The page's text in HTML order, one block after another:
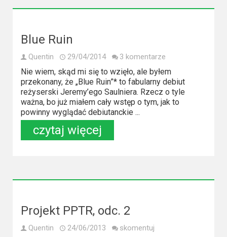
Blue Ruin
Quentin 29/04/2014 3 komentarze
Nie wiem, skąd mi się to wzięło, ale byłem
przekonany, że „Blue Ruin”* to fabularny debiut
reżyserski Jeremy’ego Saulniera. Rzecz o tyle
ważna, bo już miałem cały wstęp o tym, jak to
powinny wyglądać debiutanckie ...
czytaj więcej
Projekt PPTR, odc. 2
Quentin 24/06/2013 skomentuj